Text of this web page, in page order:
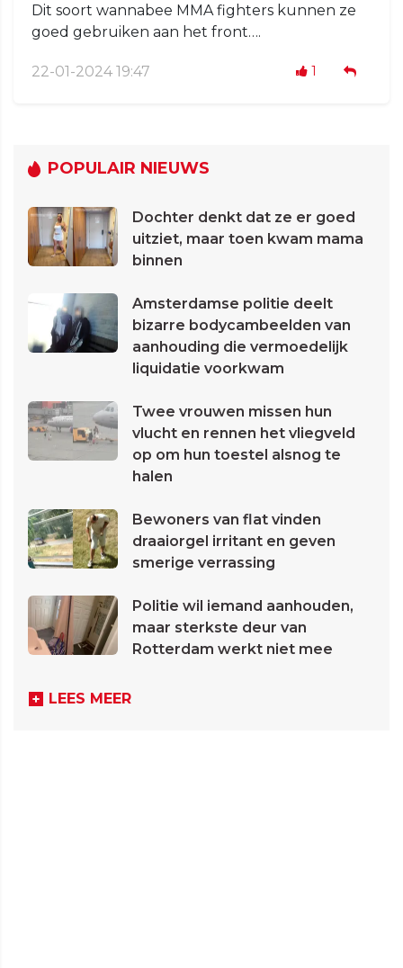
Dit soort wannabee MMA fighters kunnen ze
goed gebruiken aan het front….
22-01-2024 19:47 1
POPULAIR NIEUWS
Dochter denkt dat ze er goed
uitziet, maar toen kwam mama
binnen
Amsterdamse politie deelt
bizarre bodycambeelden van
aanhouding die vermoedelijk
liquidatie voorkwam
Twee vrouwen missen hun
vlucht en rennen het vliegveld
op om hun toestel alsnog te
halen
Bewoners van flat vinden
draaiorgel irritant en geven
smerige verrassing
Politie wil iemand aanhouden,
maar sterkste deur van
Rotterdam werkt niet mee
LEES MEER